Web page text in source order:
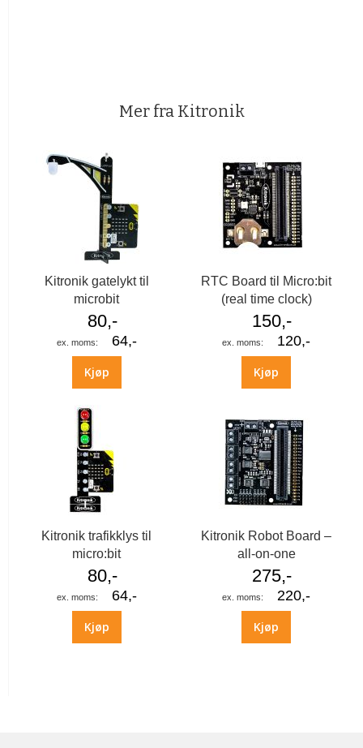
Mer fra Kitronik
Kitronik gatelykt til
microbit
80,-
64,-
Kjøp
RTC Board til Micro:bit
(real time clock)
150,-
120,-
Kjøp
Kitronik trafikklys til
micro:bit
80,-
64,-
Kjøp
Kitronik Robot Board –
all-on-one
275,-
220,-
Kjøp